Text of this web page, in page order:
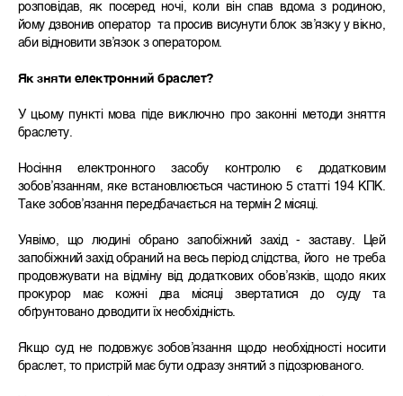
розповідав, як посеред ночі, коли він спав вдома з родиною,
йому дзвонив оператор та просив висунути блок зв’язку у вікно,
аби відновити зв’язок з оператором.
Як зняти електронний браслет?
У цьому пункті мова піде виключно про законні методи зняття
браслету.
Носіння електронного засобу контролю є додатковим
зобов’язанням, яке встановлюється частиною 5 статті 194 КПК.
Таке зобов’язання передбачається на термін 2 місяці.
Уявімо, що людині обрано запобіжний захід - заставу. Цей
запобіжний захід обраний на весь період слідства, його не треба
продовжувати на відміну від додаткових обов’язків, щодо яких
прокурор має кожні два місяці звертатися до суду та
обґрунтовано доводити їх необхідність.
Якщо суд не подовжує зобов’язання щодо необхідності носити
браслет, то пристрій має бути одразу знятий з підозрюваного.